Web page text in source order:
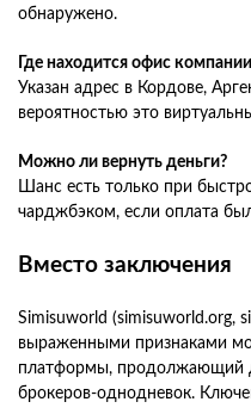
обнаружено.
Где находится офис
Указан адрес в Кордове,
вероятностью это
Можно ли вернуть деньги?
Шанс есть только при
чарджбэком, если оплата
Вместо заключения
Simisuworld (simisuworld.org,
выраженными признаками
платформы, продолжающий
брокеров-однодневок.